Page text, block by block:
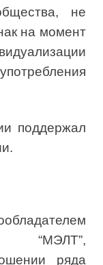
не
на момент
поддержал
ряда